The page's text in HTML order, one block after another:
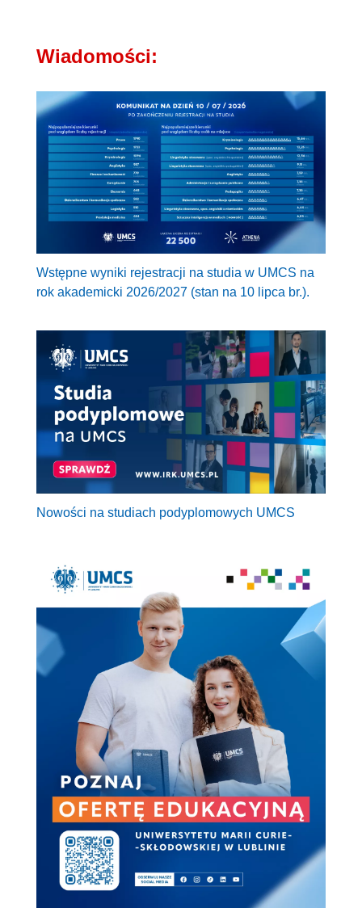
Wiadomości:
Wstępne wyniki rejestracji na studia w UMCS na
rok akademicki 2026/2027 (stan na 10 lipca br.).
Nowości na studiach podyplomowych UMCS